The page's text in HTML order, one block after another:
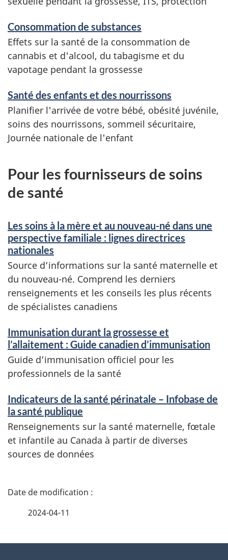
Consommation de substances
Effets sur la santé de la consommation de
cannabis et d'alcool, du tabagisme et du
vapotage pendant la grossesse
Santé des enfants et des nourrissons
Planifier l'arrivée de votre bébé, obésité juvénile,
soins des nourrissons, sommeil sécuritaire,
Journée nationale de l'enfant
Pour les fournisseurs de soins
de santé
Les soins à la mère et au nouveau-né dans une
perspective familiale : lignes directrices
nationales
Source d’informations sur la santé maternelle et
du nouveau-né. Comprend les derniers
renseignements et les conseils les plus récents
de spécialistes canadiens
Immunisation durant la grossesse et
l’allaitement : Guide canadien d’immunisation
Guide d’immunisation officiel pour les
professionnels de la santé
Indicateurs de la santé périnatale – Infobase de
la santé publique
Renseignements sur la santé maternelle, fœtale
et infantile au Canada à partir de diverses
sources de données
D
2024-04-11